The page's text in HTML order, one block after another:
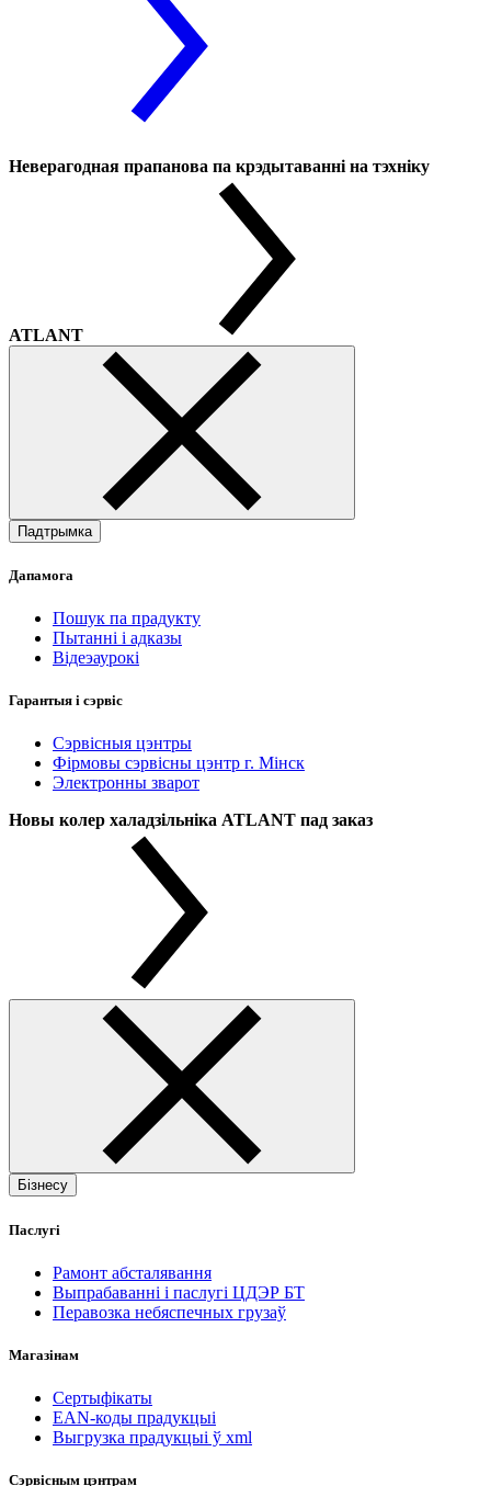
Неверагодная прапанова па крэдытаванні на тэхніку
ATLANT
Падтрымка
Дапамога
Пошук па прадукту
Пытанні і адказы
Відеэаурокі
Гарантыя і сэрвіс
Сэрвісныя цэнтры
Фірмовы сэрвісны цэнтр г. Мінск
Электронны зварот
Новы колер халадзільніка ATLANT пад заказ
Бізнесу
Паслугі
Рамонт абсталявання
Выпрабаванні і паслугі ЦДЭР БТ
Перавозка небяспечных грузаў
Магазінам
Сертыфікаты
EAN-коды прадукцыі
Выгрузка прадукцыі ў xml
Сэрвісным цэнтрам